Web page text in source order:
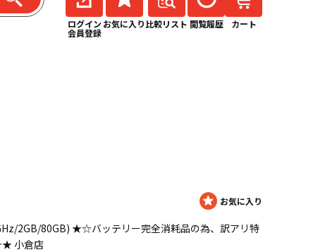
ログイン
会員登録
お気に入り 比較リスト 閲覧履歴 カート
2GB/80GB) ★☆バッテリー完全消耗品の為、訳アリ特
小倉店